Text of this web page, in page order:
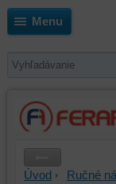
Menu
Úvod
Ručné